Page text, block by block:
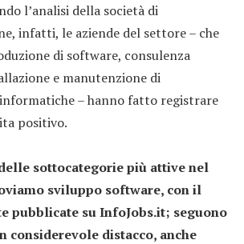
l’analisi della società di
infatti, le aziende del settore – che
di software, consulenza
e manutenzione di
– hanno fatto registrare
positivo.
sottocategorie più attive nel
sviluppo software, con il
pubblicate su InfoJobs.it; seguono
considerevole distacco, anche